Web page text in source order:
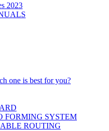
2023
one is best for you?
FORMING SYSTEM
ROUTING